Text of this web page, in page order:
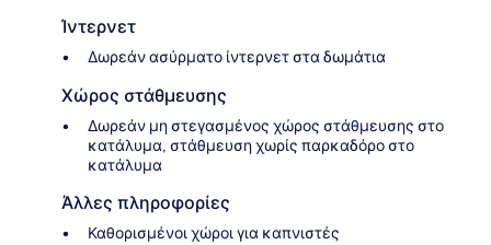
Ίντερνετ
Δωρεάν ασύρματο ίντερνετ στα δωμάτια
Χώρος στάθμευσης
Δωρεάν μη στεγασμένος χώρος στάθμευσης στο
κατάλυμα, στάθμευση χωρίς παρκαδόρο στο
κατάλυμα
Άλλες πληροφορίες
Καθορισμένοι χώροι για καπνιστές